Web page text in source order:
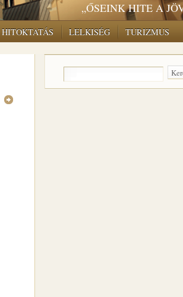
„ŐSEINK HITE A
HITOKTATÁS LELKISÉG TURIZMUS